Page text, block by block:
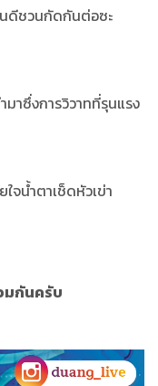
นดีชวนกัดกันต่อซะ
มาซึ่งการวิวาทที่รุนแรง
จน้ำตาเช็ดหัวเข่า
มกันครับ